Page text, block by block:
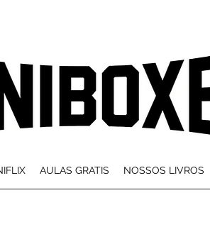
AULAS GRATIS NOSSOS LIVROS